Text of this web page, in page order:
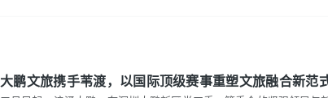
大鹏文旅携手苇渡，以国际顶级赛事重塑文旅融合新范